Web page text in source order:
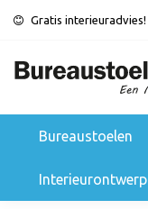
Gratis interieuradvies!
Bureaustoelen
Interieurontwerp